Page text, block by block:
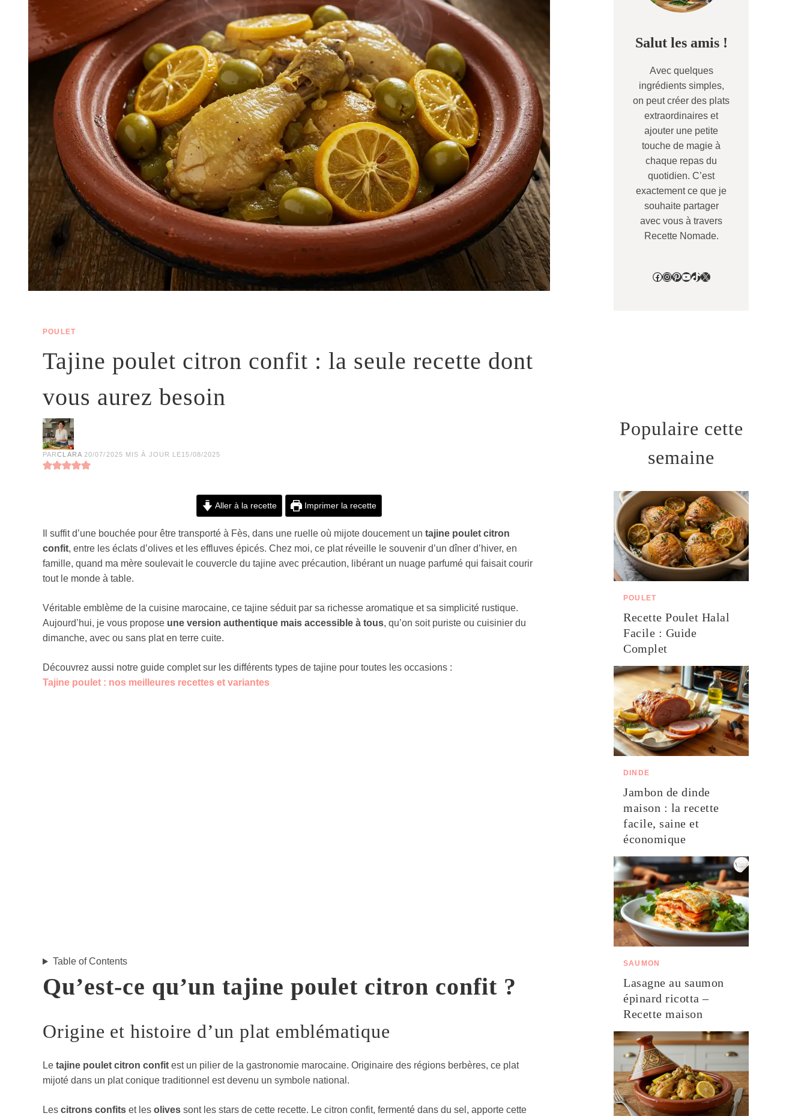
POULET
Tajine poulet citron confit : la seule recette dont
vous aurez besoin
PARCLARA 20/07/2025 MIS À JOUR LE15/08/2025
Aller à la recette Imprimer la recette
Il suffit d’une bouchée pour être transporté à Fès, dans une ruelle où mijote doucement un tajine poulet citron
confit, entre les éclats d’olives et les effluves épicés. Chez moi, ce plat réveille le souvenir d’un dîner d’hiver, en
famille, quand ma mère soulevait le couvercle du tajine avec précaution, libérant un nuage parfumé qui faisait courir
tout le monde à table.
Véritable emblème de la cuisine marocaine, ce tajine séduit par sa richesse aromatique et sa simplicité rustique.
Aujourd’hui, je vous propose une version authentique mais accessible à tous, qu’on soit puriste ou cuisinier du
dimanche, avec ou sans plat en terre cuite.
Découvrez aussi notre guide complet sur les différents types de tajine pour toutes les occasions :
Tajine poulet : nos meilleures recettes et variantes
Table of Contents
Qu’est-ce qu’un tajine poulet citron confit ?
Origine et histoire d’un plat emblématique
Le tajine poulet citron confit est un pilier de la gastronomie marocaine. Originaire des régions berbères, ce plat
mijoté dans un plat conique traditionnel est devenu un symbole national.
Les citrons confits et les olives sont les stars de cette recette. Le citron confit, fermenté dans du sel, apporte cette
Salut les amis !
Avec quelques
ingrédients simples,
on peut créer des plats
extraordinaires et
ajouter une petite
touche de magie à
chaque repas du
quotidien. C’est
exactement ce que je
souhaite partager
avec vous à travers
Recette Nomade.
Facebook
Instagram
Pinterest
YouTube
TikTok
X
Populaire cette
semaine
POULET
Recette Poulet Halal
Facile : Guide
Complet
DINDE
Jambon de dinde
maison : la recette
facile, saine et
économique
SAUMON
Lasagne au saumon
épinard ricotta –
Recette maison